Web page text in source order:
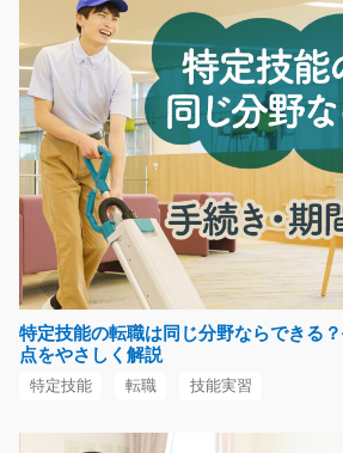
駅チカ！高時給！工場未経験の方で
の選別、ベルトコン…
長期（3ヶ月以上）
時給1350円～時給1688円
滋賀県大津市
ピッキング・検査・シール貼り
01183
リーチフォークの操作をしたり商品
検査やラベル貼りの…
長期（3ヶ月以上）
群馬県伊勢崎市
特定技能の転職は同じ分野ならできる
点をやさしく解説
特定技能 転職 技能実習